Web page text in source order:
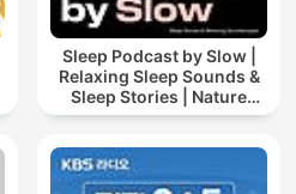
Sleep Podcast by Slow |
Relaxing Sleep Sounds &
Sleep Stories | Nature
Sound For Sleep | ASMR